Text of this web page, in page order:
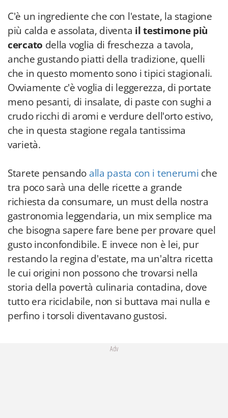
C'è un ingrediente che con l'estate, la stagione
più calda e assolata, diventa il testimone più
cercato della voglia di freschezza a tavola,
anche gustando piatti della tradizione, quelli
che in questo momento sono i tipici stagionali.
Ovviamente c'è voglia di leggerezza, di portate
meno pesanti, di insalate, di paste con sughi a
crudo ricchi di aromi e verdure dell'orto estivo,
che in questa stagione regala tantissima
varietà.
Starete pensando alla pasta con i tenerumi che
tra poco sarà una delle ricette a grande
richiesta da consumare, un must della nostra
gastronomia leggendaria, un mix semplice ma
che bisogna sapere fare bene per provare quel
gusto inconfondibile. E invece non è lei, pur
restando la regina d'estate, ma un'altra ricetta
le cui origini non possono che trovarsi nella
storia della povertà culinaria contadina, dove
tutto era riciclabile, non si buttava mai nulla e
perfino i torsoli diventavano gustosi.
Adv